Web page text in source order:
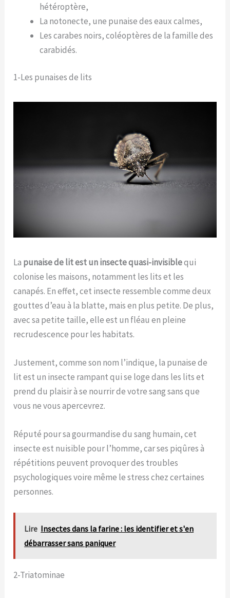
hétéroptère,
La notonecte, une punaise des eaux calmes,
Les carabes noirs, coléoptères de la famille des
carabidés.
1-Les punaises de lits
La punaise de lit est un insecte quasi-invisiblequi
colonise les maisons, notamment les lits et les
canapés. En effet, cet insecte ressemble comme deux
gouttes d’eau à la blatte, mais en plus petite. De plus,
avec sa petite taille, elle est un fléau en pleine
recrudescence pour les habitats.
Justement, comme son nom l’indique, la punaise de
lit est un insecte rampant qui se loge dans les lits et
prend du plaisir à se nourrir de votre sang sans que
vous ne vous apercevrez.
Réputé pour sa gourmandise du sang humain, cet
insecte est nuisible pour l’homme, car ses piqûres à
répétitions peuvent provoquer des troubles
psychologiques voire même le stress chez certaines
personnes.
Lire Insectes dans la farine : les identifier et s'en
débarrasser sans paniquer
2-Triatominae